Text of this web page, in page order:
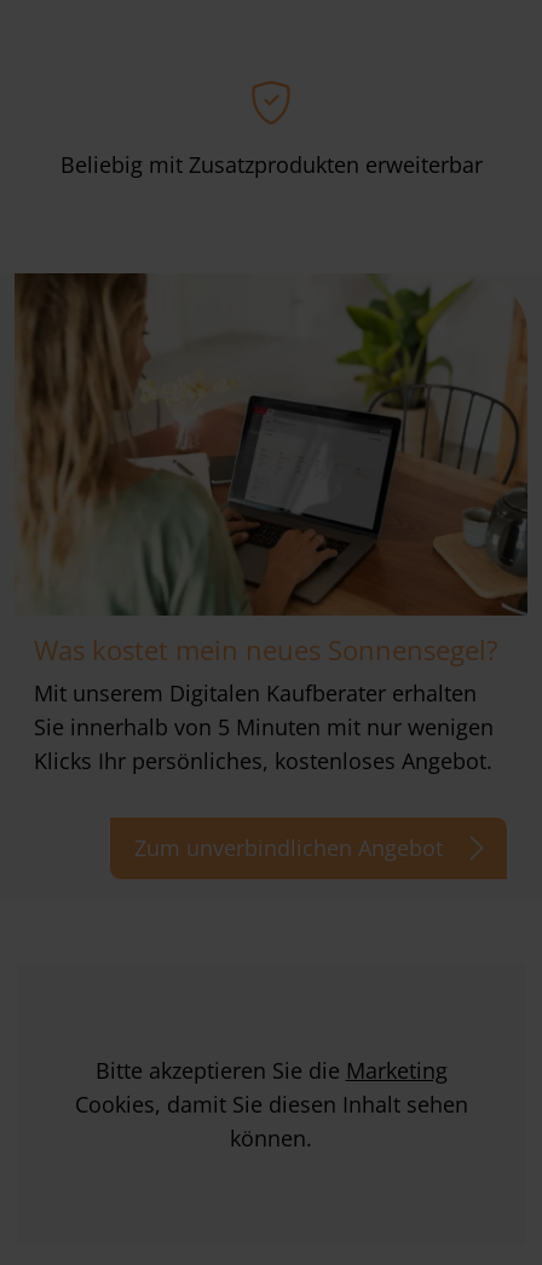
Beliebig mit Zusatzprodukten erweiterbar
Was kostet mein neues Sonnensegel?
Mit unserem Digitalen Kaufberater erhalten
Sie innerhalb von 5 Minuten mit nur wenigen
Klicks Ihr persönliches, kostenloses Angebot.
Zum unverbindlichen Angebot
Bitte akzeptieren Sie die Marketing
Cookies, damit Sie diesen Inhalt sehen
können.